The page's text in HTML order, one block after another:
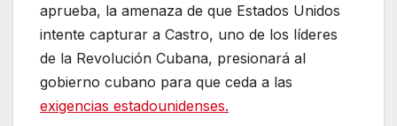
aprueba, la amenaza de que Estados Unidos
intente capturar a Castro, uno de los líderes
de la Revolución Cubana, presionará al
gobierno cubano para que ceda a las
exigencias estadounidenses.